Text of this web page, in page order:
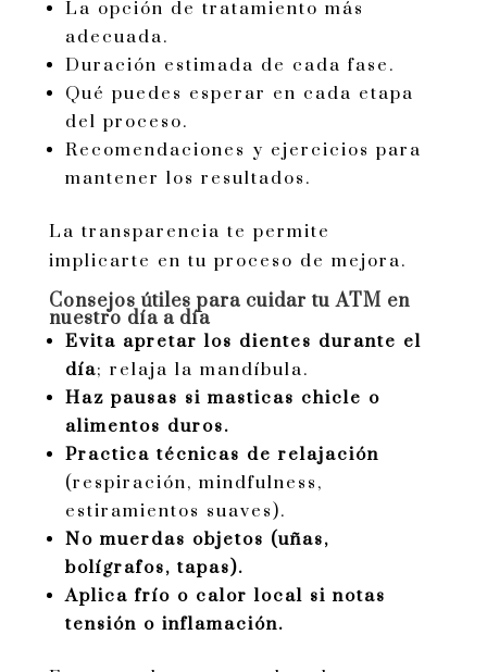
La opción de tratamiento más
adecuada.
Duración estimada de cada fase.
Qué puedes esperar en cada etapa
del proceso.
Recomendaciones y ejercicios para
mantener los resultados.
La transparencia te permite
implicarte en tu proceso de mejora.
Consejos útiles para cuidar tu ATM en
nuestro día a día
Evita apretar los dientes durante el
día; relaja la mandíbula.
Haz pausas si masticas chicle o
alimentos duros.
Practica técnicas de relajación
(respiración, mindfulness,
estiramientos suaves).
No muerdas objetos (uñas,
bolígrafos, tapas).
Aplica frío o calor local si notas
tensión o inflamación.